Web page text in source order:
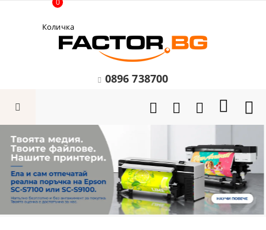
Количка
0
0896 738700